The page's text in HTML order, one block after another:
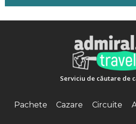
Serviciu de căutare de
Pachete Cazare Circuite